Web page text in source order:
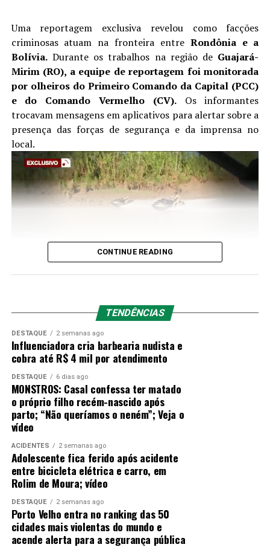
Uma reportagem exclusiva revelou como facções
criminosas atuam na fronteira entre Rondônia e a
Bolívia.Durante os trabalhos na região de Guajará-
Mirim (RO), a equipe de reportagem foi monitorada
por olheiros do Primeiro Comando da Capital (PCC)
e do Comando Vermelho (CV).Os informantes
trocavam mensagens em aplicativos para alertar sobre a
presença das forças de segurança e da imprensa no
local.
Segundo orepórter Felipe Garraffa, a equipe retornou
em segurança dolado boliviano.
Polícia Militar de Rondônia, a equipe recebeu
inteligência do Estado de que estava sob vigilância
de integrantes do crime organizado.
repassavam localizações exatas de viaturas e
agentes, recomendando a interrupção temporária
das atividades ilegais na área.
Durante as operações de fiscalização na região, as
autoridades prenderam um suspeito de ser integrante
de uma das facções.
Cassiano, da Polícia Militar de Rondônia, o homem é
oriundo do Rio Grande do Norte e estava foragido
da Justiça há cerca de 11 anos.
CONTINUE READING
TENDÊNCIAS
DESTAQUE 2 semanas ago
Influenciadora cria barbearia nudista e
cobra até R$ 4 mil por atendimento
DESTAQUE 6 dias ago
MONSTROS: Casal confessa ter matado
o próprio filho recém-nascido após
parto; “Não queríamos o neném”; Veja o
vídeo
ACIDENTES 2 semanas ago
Adolescente fica ferido após acidente
entre bicicleta elétrica e carro, em
Rolim de Moura; vídeo
DESTAQUE 2 semanas ago
Porto Velho entra no ranking das 50
cidades mais violentas do mundo e
acende alerta para a segurança pública